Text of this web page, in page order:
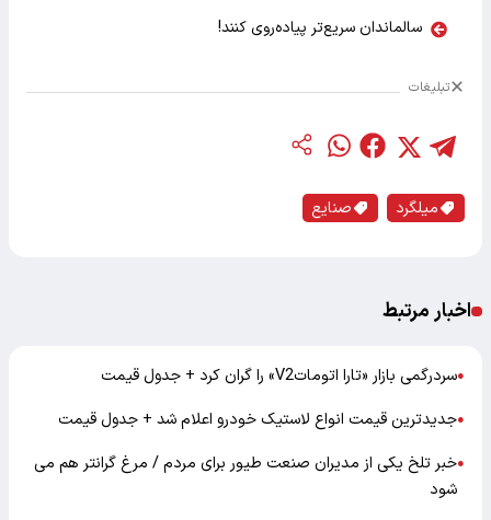
سالماندان سریع‌تر پیاده‌روی کنند!
تبلیغات
میلگرد صنایع
اخبار مرتبط
●سردرگمی بازار «تارا اتوماتV2» را گران کرد + جدول قیمت
●جدیدترین قیمت انواع لاستیک خودرو اعلام شد + جدول قیمت
●خبر تلخ یکی از مدیران صنعت طیور برای مردم / مرغ گرانتر هم می
شود